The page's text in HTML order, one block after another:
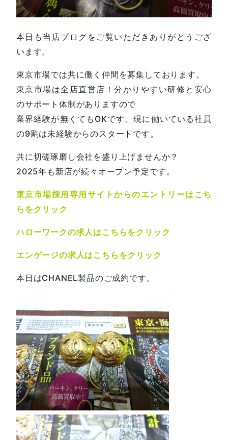
本日も当店ブログをご覧いただきありがとうござ
います。
東京市場では共に働く仲間を募集しております。
東京市場は全店直営店！分かりやすい研修と安心
のサポート体制がありますので
業界経験が無くてもOKです。現に働いている社員
の9割は未経験からのスタートです。
共に切磋琢磨し会社を盛り上げませんか？
2025年も新店が続々オープン予定です。
東京市場採用専用サイトからのエントリーはこち
らをクリック
ハローワークの求人はこちらをクリック
エンゲージの求人はこちらをクリック
本日はCHANEL製品のご成約です。